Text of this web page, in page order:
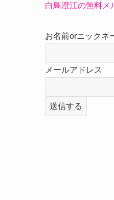
白鳥澄江の無料
お名前orニックネ
メールアドレス